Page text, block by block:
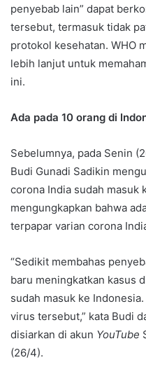
penyebab lain” dapat
tersebut, termasuk tidak
protokol kesehatan. WHO
lebih lanjut untuk
ini.
Ada pada 10 orang di
Sebelumnya, pada Senin
Budi Gunadi Sadikin
corona India sudah masuk
mengungkapkan bahwa
terpapar varian corona
“Sedikit membahas
baru meningkatkan kasus
sudah masuk ke
virus tersebut,” kata Budi
disiarkan di akun YouTube
(26/4).